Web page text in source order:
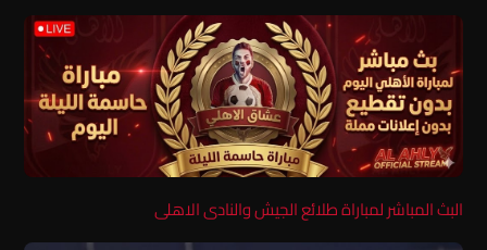
البث المباشر لمباراة طلائع الجيش والنادى الاهلى